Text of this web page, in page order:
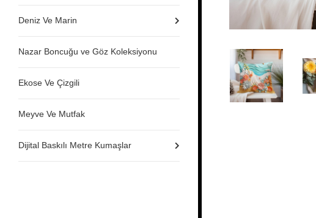
Deniz Ve Marin
Nazar Boncuğu ve Göz Koleksiyonu
Ekose Ve Çizgili
Meyve Ve Mutfak
Dijital Baskılı Metre Kumaşlar